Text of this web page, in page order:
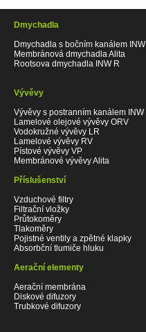
Dmychadla
Dmychadla s bočním kanálem INW
Membránová dmychadla Alita
Rootsova dmychadla INW R
Vývěvy
Vývěvy s postranním kanálem INW
Lamelové olejové vývěvy ORV
Vodokružné vývěvy LR
Lamelové vývěvy RV
Pístové vývěvy VP
Membránové vývěvy Alita
Příslušenství
Vzduchové filtry
Filtrační vložky
Průtokoměry
Tlakoměry
Pojistné ventily a zpětné klapky
Absorbční tlumiče hluku
Aerační elementy
Aerační membrána
Diskové difuzory
Trubkové difuzory